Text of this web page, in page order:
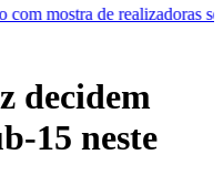
seridoenses em Caicó
decidem
15 neste